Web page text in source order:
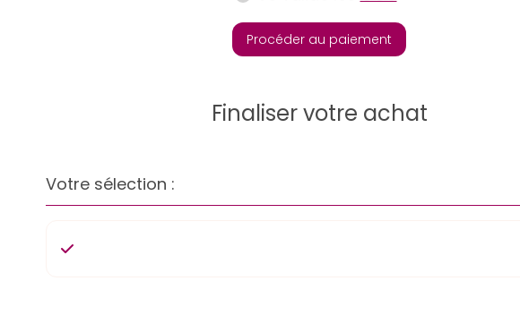
Procéder au paiement
Finaliser votre achat
Votre sélection :